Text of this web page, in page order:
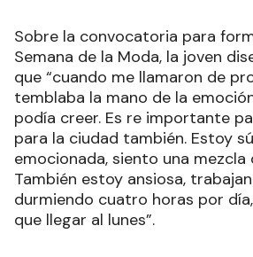
Sobre la convocatoria para
Semana de la Moda, la joven
que “cuando me llamaron de
temblaba la mano de la
podía creer. Es re importante
para la ciudad también. Estoy
emocionada, siento una mezcla
También estoy ansiosa,
durmiendo cuatro horas por
que llegar al lunes”.